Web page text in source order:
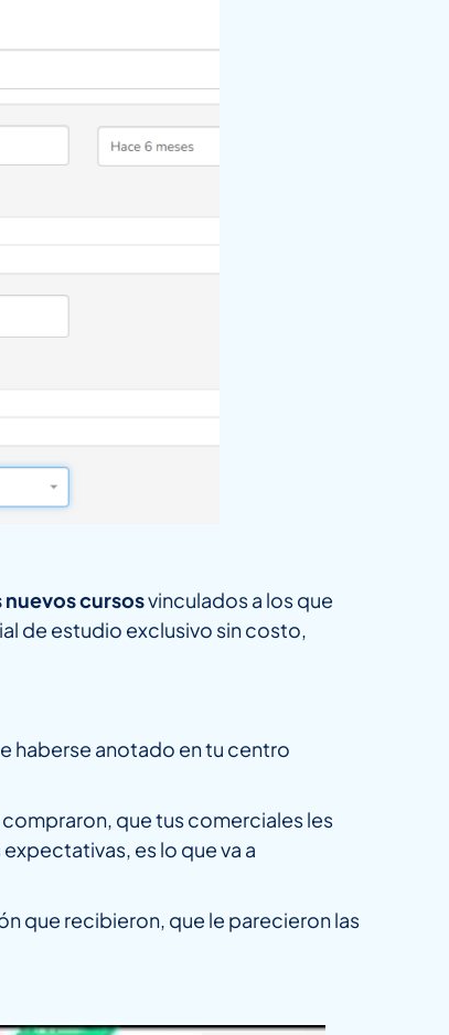
cursosvinculados a los que
de estudio exclusivo sin costo,
haberse anotado en tu centro
que tus comerciales les
es lo que va a
que recibieron, que le parecieron las